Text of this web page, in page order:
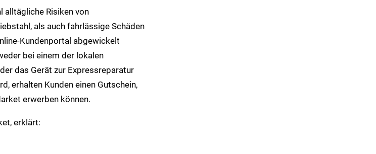
alltägliche Risiken von
als auch fahrlässige Schäden
Kundenportal abgewickelt
bei einem der lokalen
das Gerät zur Expressreparatur
erhalten Kunden einen Gutschein,
erwerben können.
erklärt: